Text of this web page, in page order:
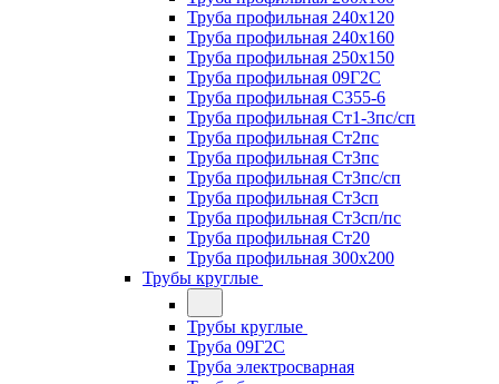
Труба профильная 240х120
Труба профильная 240х160
Труба профильная 250х150
Труба профильная 09Г2С
Труба профильная С355-6
Труба профильная Ст1-3пс/сп
Труба профильная Ст2пс
Труба профильная Ст3пс
Труба профильная Ст3пс/сп
Труба профильная Ст3сп
Труба профильная Ст3сп/пс
Труба профильная Ст20
Труба профильная 300х200
Трубы круглые
Трубы круглые
Труба 09Г2С
Труба электросварная